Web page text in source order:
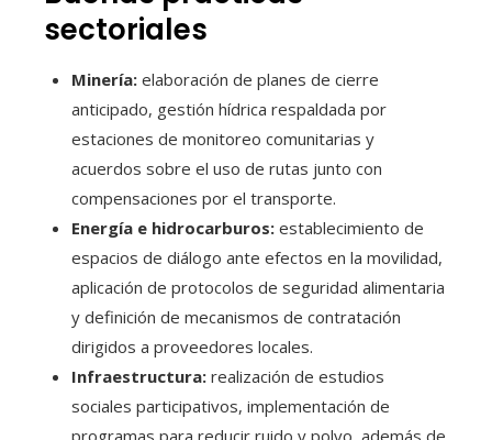
sectoriales
Minería: elaboración de planes de cierre
anticipado, gestión hídrica respaldada por
estaciones de monitoreo comunitarias y
acuerdos sobre el uso de rutas junto con
compensaciones por el transporte.
Energía e hidrocarburos: establecimiento de
espacios de diálogo ante efectos en la movilidad,
aplicación de protocolos de seguridad alimentaria
y definición de mecanismos de contratación
dirigidos a proveedores locales.
Infraestructura: realización de estudios
sociales participativos, implementación de
programas para reducir ruido y polvo, además de